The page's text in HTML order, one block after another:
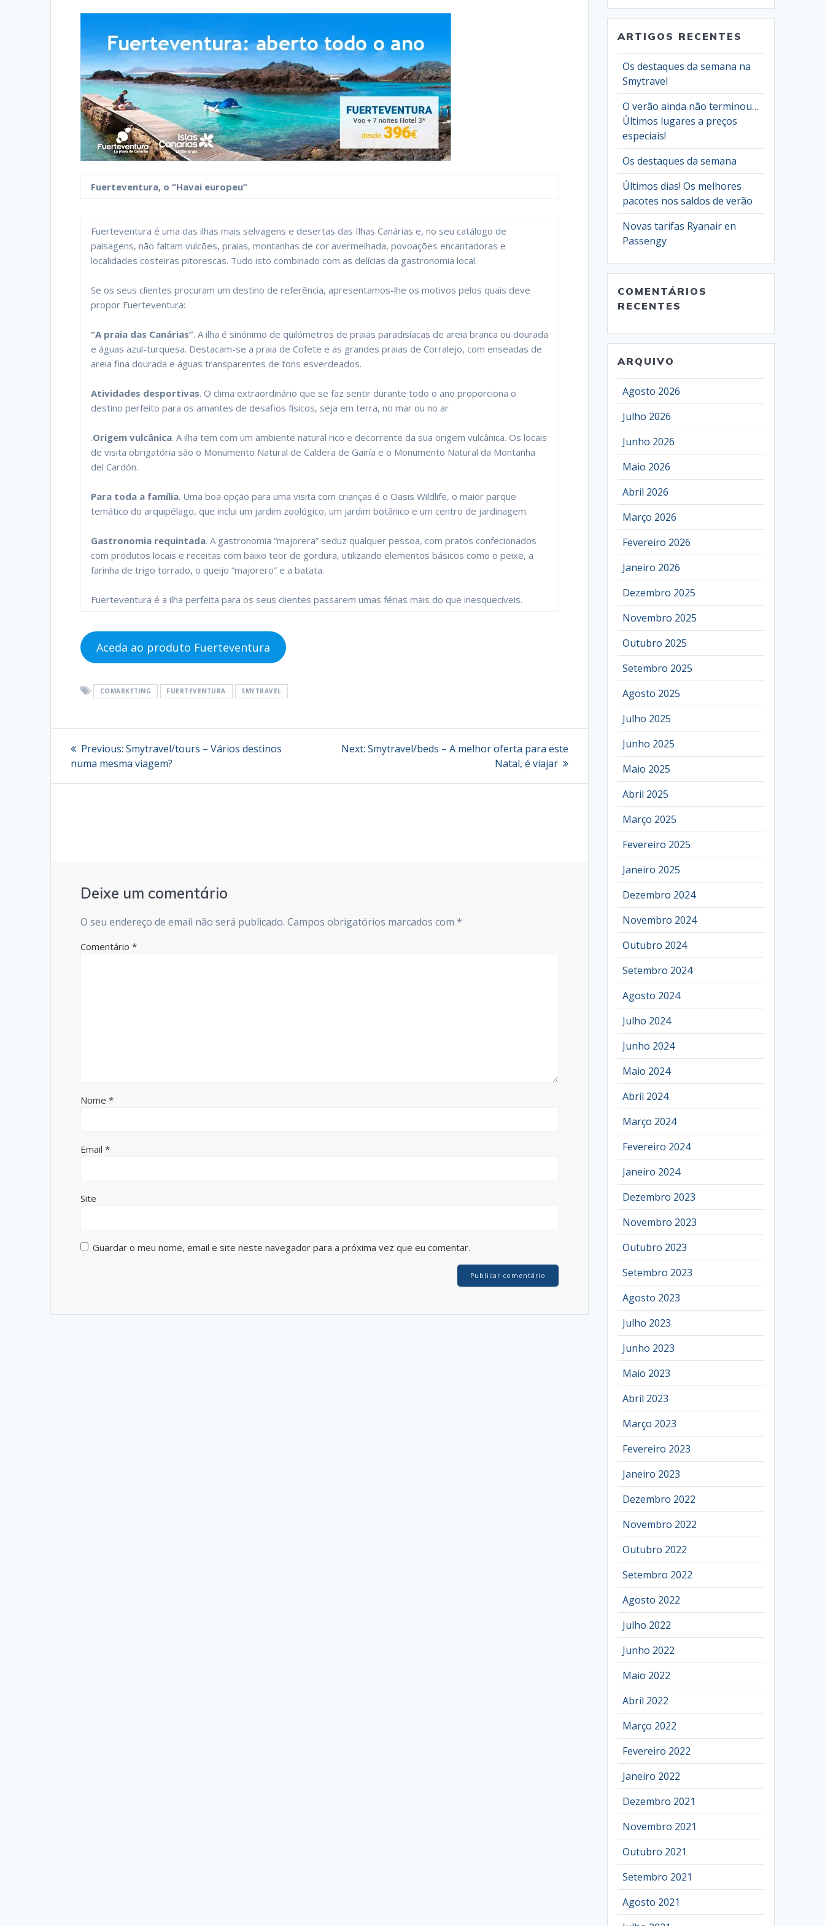
Fuerteventura, o “Havai europeu”
Fuerteventura é uma das ilhas mais selvagens e desertas das Ilhas Canárias e, no seu catálogo de
paisagens, não faltam vulcões, praias, montanhas de cor avermelhada, povoações encantadoras e
localidades costeiras pitorescas. Tudo isto combinado com as delícias da gastronomia local.
Se os seus clientes procuram um destino de referência, apresentamos-lhe os motivos pelos quais deve
propor Fuerteventura:
“A praia das Canárias”. A ilha é sinónimo de quilómetros de praias paradisíacas de areia branca ou dourada
e águas azul-turquesa. Destacam-se a praia de Cofete e as grandes praias de Corralejo, com enseadas de
areia fina dourada e águas transparentes de tons esverdeados.
Atividades desportivas. O clima extraordinário que se faz sentir durante todo o ano proporciona o
destino perfeito para os amantes de desafios físicos, seja em terra, no mar ou no ar
.Origem vulcânica. A ilha tem com um ambiente natural rico e decorrente da sua origem vulcânica. Os locais
de visita obrigatória são o Monumento Natural de Caldera de Gairía e o Monumento Natural da Montanha
del Cardón.
Para toda a família. Uma boa opção para uma visita com crianças é o Oasis Wildlife, o maior parque
temático do arquipélago, que inclui um jardim zoológico, um jardim botânico e um centro de jardinagem.
Gastronomia requintada. A gastronomia “majorera” seduz qualquer pessoa, com pratos confecionados
com produtos locais e receitas com baixo teor de gordura, utilizando elementos básicos como o peixe, a
farinha de trigo torrado, o queijo “majorero” e a batata.
Fuerteventura é a ilha perfeita para os seus clientes passarem umas férias mais do que inesquecíveis.
Aceda ao produto Fuerteventura
COMARKETING FUERTEVENTURA SMYTRAVEL
Navegação
de
Previous: Previous
post:
Smytravel/tours – Vários destinos
numa mesma viagem?
Next: Next
Smytravel/beds – A melhor oferta para este
Natal, é viajar
Deixe um comentário
O seu endereço de email não será publicado. Campos obrigatórios marcados com*
Comentário*
Nome*
Email*
Site
Guardar o meu nome, email e site neste navegador para a próxima vez que eu comentar.
ARTIGOS RECENTES
Os destaques da semana na
Smytravel
O verão ainda não terminou…
Últimos lugares a preços
especiais!
Os destaques da semana
Últimos dias! Os melhores
pacotes nos saldos de verão
Novas tarifas Ryanair en
Passengy
COMENTÁRIOS
RECENTES
ARQUIVO
Agosto 2026
Julho 2026
Junho 2026
Maio 2026
Abril 2026
Março 2026
Fevereiro 2026
Janeiro 2026
Dezembro 2025
Novembro 2025
Outubro 2025
Setembro 2025
Agosto 2025
Julho 2025
Junho 2025
Maio 2025
Abril 2025
Março 2025
Fevereiro 2025
Janeiro 2025
Dezembro 2024
Novembro 2024
Outubro 2024
Setembro 2024
Agosto 2024
Julho 2024
Junho 2024
Maio 2024
Abril 2024
Março 2024
Fevereiro 2024
Janeiro 2024
Dezembro 2023
Novembro 2023
Outubro 2023
Setembro 2023
Agosto 2023
Julho 2023
Junho 2023
Maio 2023
Abril 2023
Março 2023
Fevereiro 2023
Janeiro 2023
Dezembro 2022
Novembro 2022
Outubro 2022
Setembro 2022
Agosto 2022
Julho 2022
Junho 2022
Maio 2022
Abril 2022
Março 2022
Fevereiro 2022
Janeiro 2022
Dezembro 2021
Novembro 2021
Outubro 2021
Setembro 2021
Agosto 2021